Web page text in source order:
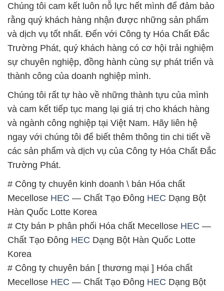
Chúng tôi cam kết luôn nỗ lực hết mình để đảm bảo
rằng quý khách hàng nhận được những sản phẩm
và dịch vụ tốt nhất. Đến với Công ty Hóa Chất Đắc
Trường Phát, quý khách hàng có cơ hội trải nghiệm
sự chuyên nghiệp, đồng hành cùng sự phát triển và
thành công của doanh nghiệp mình.
Chúng tôi rất tự hào về những thành tựu của mình
và cam kết tiếp tục mang lại giá trị cho khách hàng
và ngành công nghiệp tại Việt Nam. Hãy liên hệ
ngay với chúng tôi để biết thêm thông tin chi tiết về
các sản phẩm và dịch vụ của Công ty Hóa Chất Đắc
Trường Phát.
# Công ty chuyên kinh doanh \ bán Hóa chất
Mecellose HEC — Chất Tạo Đông HEC Dạng Bột
Hàn Quốc Lotte Korea
# Cty bán Þ phân phối Hóa chất Mecellose HEC —
Chất Tạo Đông HEC Dạng Bột Hàn Quốc Lotte
Korea
# Công ty chuyên bán [ thương mại ] Hóa chất
Mecellose HEC — Chất Tạo Đông HEC Dạng Bột